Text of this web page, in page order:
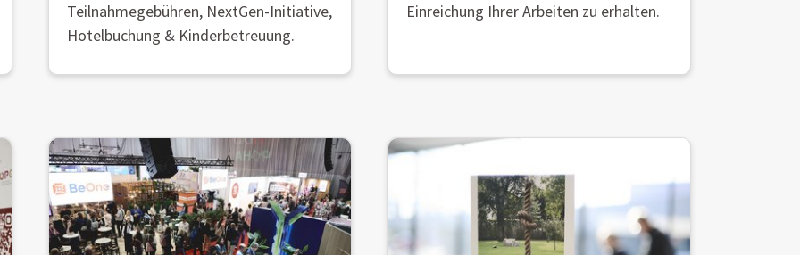
Teilnahmegebühren, NextGen-Initiative,
Hotelbuchung & Kinderbetreuung.
Einreichung Ihrer Arbeiten zu erhalten.